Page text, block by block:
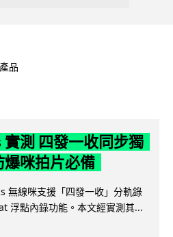
品
測 四發一收同步獨
咪拍片必備
無線咪支援「四發一收」分軌錄
浮點內錄功能。本文經實測其...